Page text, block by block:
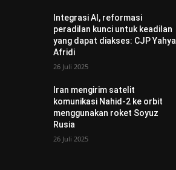
Integrasi AI, reformasi
peradilan kunci untuk keadilan
yang dapat diakses: CJP Yahya
Afridi
26 Juli 2025
Iran mengirim satelit
komunikasi Nahid-2 ke orbit
menggunakan roket Soyuz
Rusia
26 Juli 2025